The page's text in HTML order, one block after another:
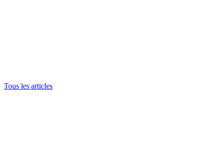
Tous les articles